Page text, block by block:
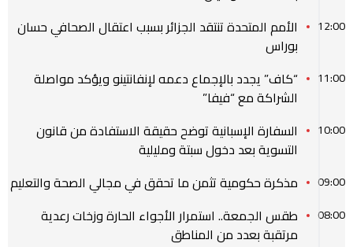
12:00
الأمم المتحدة تنتقد الجزائر بسبب اعتقال الصحافي حسان
بوراس
11:00
“كاف” يجدد بالإجماع دعمه لإنفانتينو ويؤكد مواصلة
الشراكة مع “فيفا”
10:00
السفارة الإسبانية توضح حقيقة الاستفادة من قانون
التسوية بعد دخول سبتة ومليلية
09:00 مذكرة حكومية تثمن ما تحقق في مجالي الصحة والتعليم
08:00
طقس الجمعة.. استمرار الأجواء الحارة وزخات رعدية
مرتقبة بعدد من المناطق